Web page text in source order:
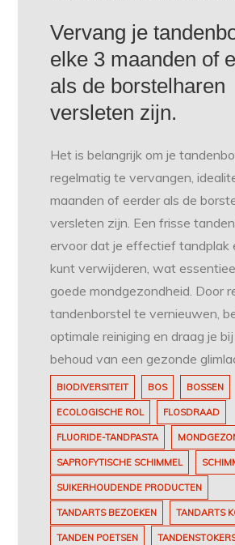
Vervang je
elke 3 maanden of
als de borstelharen
versleten zijn.
Het is belangrijk om je
regelmatig te vervangen,
maanden of eerder als de
versleten zijn. Een frisse
ervoor dat je effectief tandplak
kunt verwijderen, wat
goede mondgezondheid. Door
tandenborstel te vernieuwen,
optimale reiniging en draag je
behoud van een gezonde
BIODIVERSITEIT BOS BOSSEN
ECOLOGISCHE ROL FLOSDRAAD
FLUORIDE-TANDPASTA
SAPROFYTISCHE SCHIMMEL
SUIKERHOUDENDE PRODUCTEN
TANDARTS BEZOEKEN TANDARTS
TANDEN POETSEN